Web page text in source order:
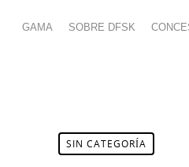
GAMA SOBRE DFSK
SIN CATEGORÍA